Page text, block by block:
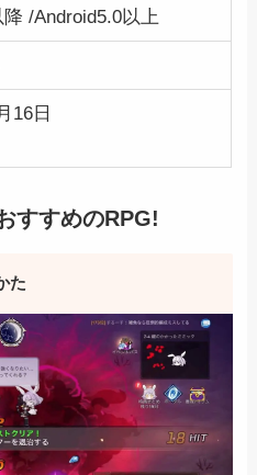
/Android5.0以上
16日
すすめのRPG!
た